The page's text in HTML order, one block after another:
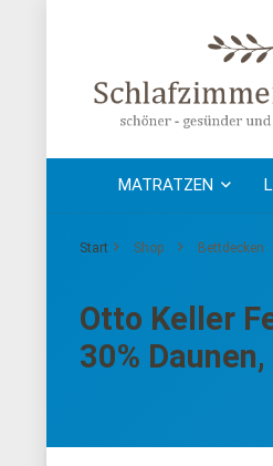
MATRATZEN
Start Shop Bettdecken
Otto Keller
30%